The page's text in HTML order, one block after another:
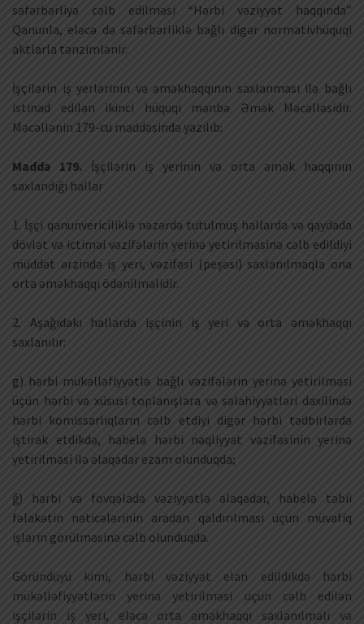
səfərbərliyə cəlb edilməsi “Hərbi vəziyyət haqqında”
Qanunla, eləcə də səfərbərliklə bağlı digər normativhüquqi
aktlarla tənzimlənir.
İşçilərin iş yerlərinin və əməkhaqqının saxlanması ilə bağlı
istinad edilən ikinci hüquqi mənbə Əmək Məcəlləsidir.
Məcəllənin 179-cu maddəsində yazılıb:
Maddə 179. İşçilərin iş yerinin və orta əmək haqqının
saxlandığı hallar
1. İşçi qanunvericiliklə nəzərdə tutulmuş hallarda və qaydada
dövlət və ictimai vəzifələrin yerinə yetirilməsinə cəlb edildiyi
müddət ərzində iş yeri, vəzifəsi (peşəsi) saxlanılmaqla ona
orta əməkhaqqı ödənilməlidir.
2. Aşağıdakı hallarda işçinin iş yeri və orta əməkhaqqı
saxlanılır:
​g) hərbi mükəlləfiyyətlə bağlı vəzifələrin yerinə yetirilməsi
üçün hərbi və xüsusi toplanışlara və səlahiyyətləri daxilində
hərbi komissarlıqların cəlb etdiyi digər hərbi tədbirlərdə
iştirak etdikdə, habelə hərbi nəqliyyat vəzifəsinin yerinə
yetirilməsi ilə əlaqədar ezam olunduqda;
ğ) hərbi və fövqəladə vəziyyətlə əlaqədar, habelə təbii
fəlakətin nəticələrinin aradan qaldırılması üçün müvafiq
işlərin görülməsinə cəlb olunduqda.
Göründüyü kimi, hərbi vəziyyət elan edildikdə hərbi
mükəlləfiyyətlərin yerinə yetirilməsi üçün cəlb edilən
işçilərin iş yeri, eləcə orta əməkhaqqı saxlanılmalı və